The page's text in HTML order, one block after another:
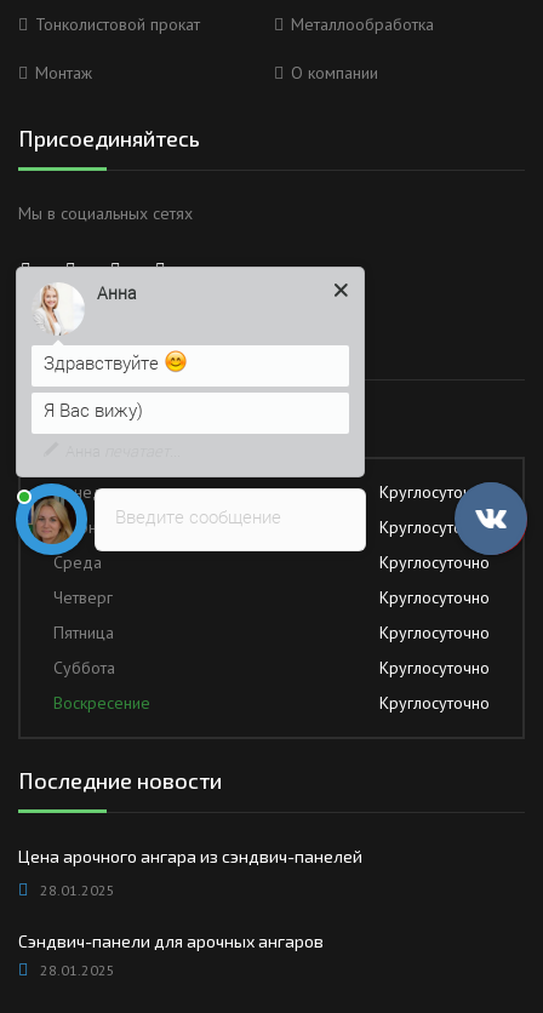
Тонколистовой прокат Металлообработка
Монтаж О компании
Присоединяйтесь
Мы в социальных сетях
Время работы
Работаем без обеда и выходных
Понедельник
Круглосуточно
Вторник
Круглосуточно
Среда
Круглосуточно
Четверг
Круглосуточно
Пятница
Круглосуточно
Суббота
Круглосуточно
Воскресение
Круглосуточно
Последние новости
Цена арочного ангара из сэндвич-панелей
28.01.2025
Сэндвич-панели для арочных ангаров
28.01.2025
Введите сообщение
Анна
Здравствуйте
Я Вас вижу)
Напишите сюда свой вопрос.
Возможно, его решение будет
быстрее